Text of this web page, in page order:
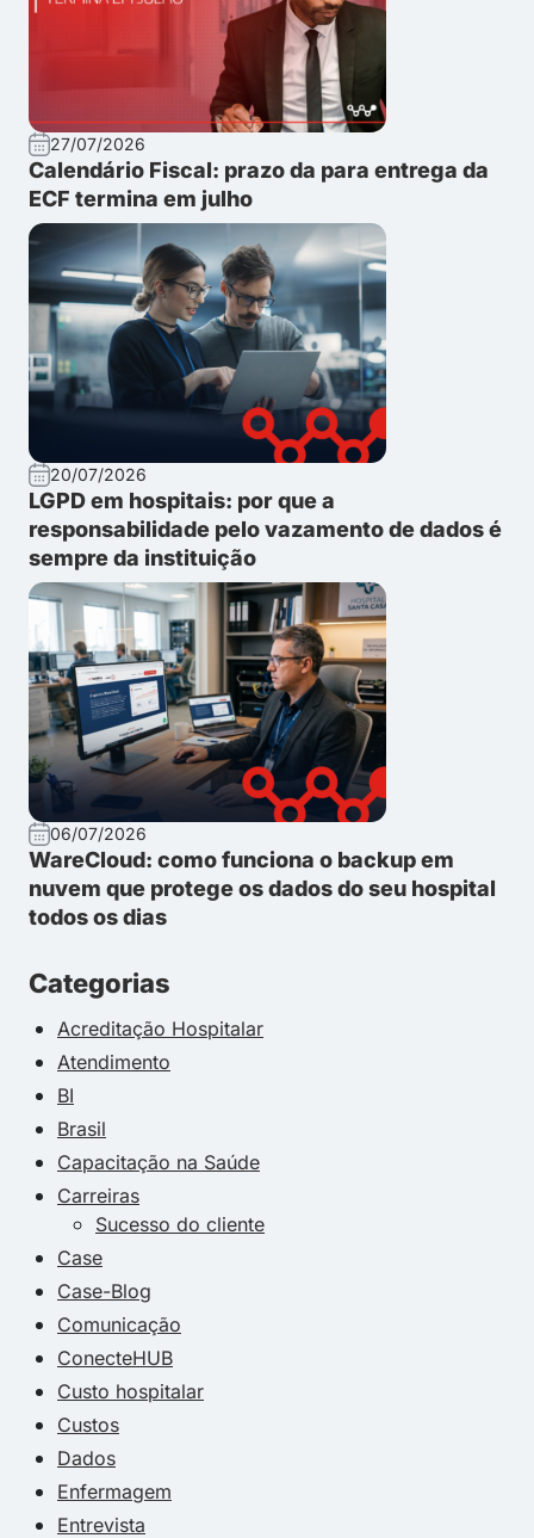
27/07/2026
Calendário Fiscal: prazo da para entrega da
ECF termina em julho
20/07/2026
LGPD em hospitais: por que a
responsabilidade pelo vazamento de dados é
sempre da instituição
06/07/2026
WareCloud: como funciona o backup em
nuvem que protege os dados do seu hospital
todos os dias
Categorias
Acreditação Hospitalar
Atendimento
BI
Brasil
Capacitação na Saúde
Carreiras
Sucesso do cliente
Case
Case-Blog
Comunicação
ConecteHUB
Custo hospitalar
Custos
Dados
Enfermagem
Entrevista